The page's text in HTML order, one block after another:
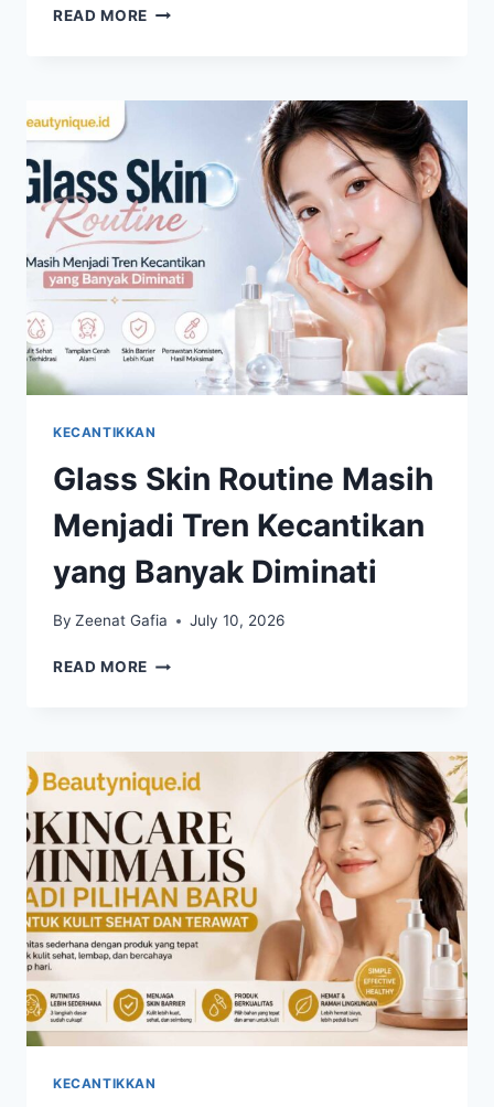
READ MORE MILK
DIGEMARI
RINGAN
DAN
NYAMAN
KECANTIKKAN
Glass Skin Routine Masih
Menjadi Tren Kecantikan
yang Banyak Diminati
By Zeenat Gafia July 10, 2026
READ MORE GLASS
MENJADI
TREN
KECANTIKAN
YANG
BANYAK
DIMINATI
KECANTIKKAN